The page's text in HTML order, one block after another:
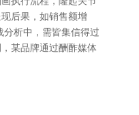
后果，如销售额增
析中，需皆集信得过
某品牌通过酬酢媒体